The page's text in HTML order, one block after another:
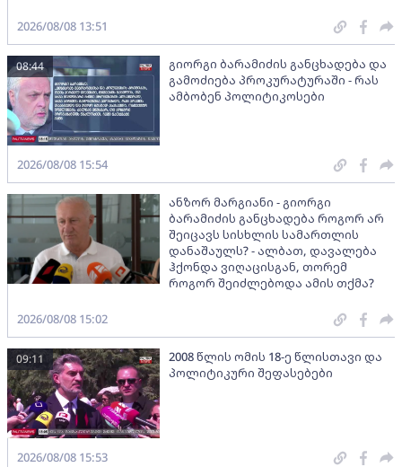
2026/08/08 13:51
გიორგი ბარამიძის განცხადება და
გამოძიება პროკურატურაში - რას
ამბობენ პოლიტიკოსები
08:44
2026/08/08 15:54
ანზორ მარგიანი - გიორგი
ბარამიძის განცხადება როგორ არ
შეიცავს სისხლის სამართლის
დანაშაულს? - ალბათ, დავალება
ჰქონდა ვიღაცისგან, თორემ
როგორ შეიძლებოდა ამის თქმა?
2026/08/08 15:02
2008 წლის ომის 18-ე წლისთავი და
პოლიტიკური შეფასებები
09:11
2026/08/08 15:53